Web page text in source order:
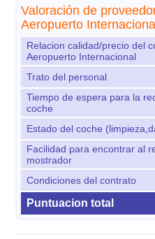
Valoración de
Aeropuerto
Relacion calidad/precio del
Aeropuerto Internacional
Trato del personal
Tiempo de espera para la
coche
Estado del coche
Facilidad para encontrar al
mostrador
Condiciones del contrato
Puntuacion total